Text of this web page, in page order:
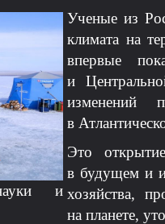
и
Ученые из
климата на
впервые
и
изменений
в
Это
в будущем и
хозяйства,
на планете,